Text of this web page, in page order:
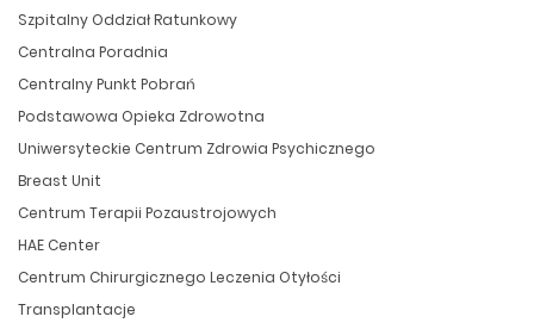
Szpitalny Oddział Ratunkowy
Centralna Poradnia
Centralny Punkt Pobrań
Podstawowa Opieka Zdrowotna
Uniwersyteckie Centrum Zdrowia Psychicznego
Breast Unit
Centrum Terapii Pozaustrojowych
HAE Center
Centrum Chirurgicznego Leczenia Otyłości
Transplantacje